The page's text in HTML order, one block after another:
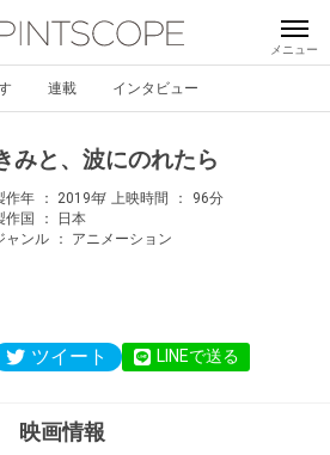
連載 インタビュー
みと、波にのれたら
作年 2019年 上映時間
96分
作国
日本
ャンル
アニメーション
ツイート LINEで送る
映画情報